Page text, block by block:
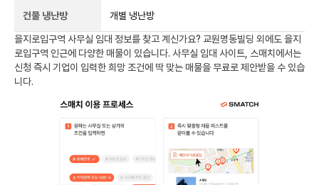
건물 냉난방 개별 냉난방
을지로입구역 사무실 임대 정보를 찾고 계신가요? 교원명동빌딩 외에도 을지
로입구역 인근에 다양한 매물이 있습니다. 사무실 임대 사이트, 스매치에서는
신청 즉시 기업이 입력한 희망 조건에 딱 맞는 매물을 무료로 제안받을 수 있습
니다.